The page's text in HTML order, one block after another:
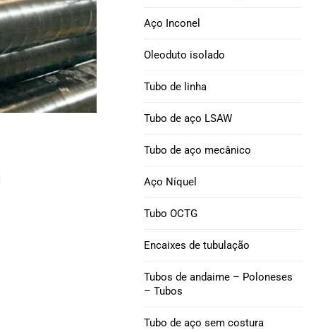
Tubo de aço da liga HX
Liga de níquel 52 Tubo
de aço
Níquel 200 Tubo de aço
TUBULAÇÃO
Tubulação de
Tubo de revestimento
revestimento P110
Tubo de revestimento
Tubulação de
revestimento C90
Tubulação de
Aço Inconel
Oleoduto isolado
Tubo de linha
Tubo de aço LSAW
Tubo de aço mecânico
Aço Níquel
Tubo OCTG
Encaixes de tubulação
Tubos de andaime – Poloneses
– Tubos
Tubo de aço sem costura